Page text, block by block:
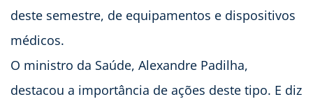
deste semestre, de equipamentos e dispositivos
médicos.
O ministro da Saúde, Alexandre Padilha,
destacou a importância de ações deste tipo. E diz